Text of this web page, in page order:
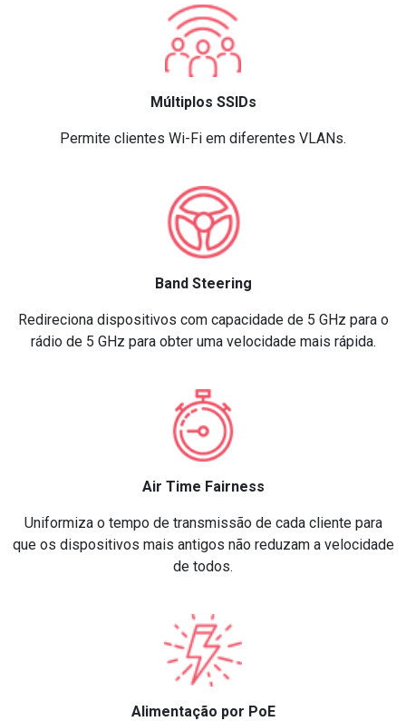
Múltiplos SSIDs
Permite clientes Wi-Fi em diferentes VLANs.
Band Steering
Redireciona dispositivos com capacidade de 5 GHz para o
rádio de 5 GHz para obter uma velocidade mais rápida.
Air Time Fairness
Uniformiza o tempo de transmissão de cada cliente para
que os dispositivos mais antigos não reduzam a velocidade
de todos.
Alimentação por PoE